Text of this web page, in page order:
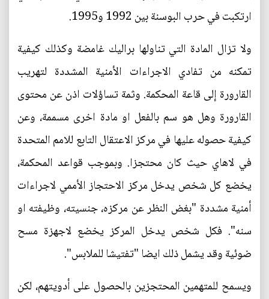
ارتكبت في حرب البوسنة بين 1992 و1995.
ولا تزال المادة التي تناولها براليك غامضة وكذلك كيفية
تمكنه من تفادي الاجراءات الأمنية المشددة لتهريب
القارورة إلى قاعة المحكمة. وثمة تساؤلات اذن عن محتوى
القارورة وهل هو سم بالفعل او مادة اخرى مسممة، وعن
كيفية حصوله عليها في مركز الاعتقال التابع للامم المتحدة
في لاهاي حيث كان محتجزا. وبموجب قواعد المحكمة،
يخضع كل شخص يدخل مركز الاحتجاز الأممي لاجراءات
أمنية مشددة "بغض النظر عن مركزه، جنسيته، وظيفته او
سنه". فكل شخص يدخل المركز يخضع لاجهزة مسح
ضوئية وقد يشمل ذلك ايضا "تفتيشا للملابس".
ويسمح للمتهمين المحتجزين بالحصول على أدويتهم، لكن